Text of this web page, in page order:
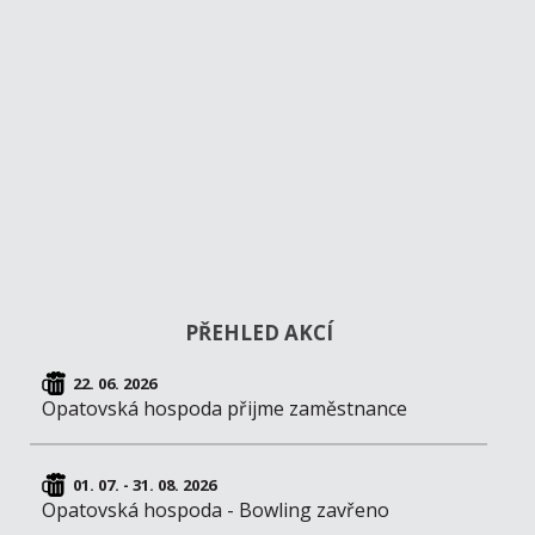
PŘEHLED AKCÍ
22. 06. 2026
Opatovská hospoda přijme zaměstnance
01. 07. - 31. 08. 2026
Opatovská hospoda - Bowling zavřeno